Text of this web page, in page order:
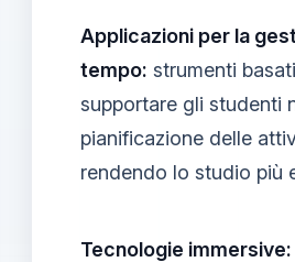
Applicazioni per la
tempo: strumenti
supportare gli studenti
pianificazione delle
rendendo lo studio più
Tecnologie immersive: